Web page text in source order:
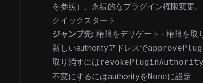
を参照）、永続的なプラグイン権限変更。
クイックスタート
ジャンプ先: 権限をデリゲート · 権限を取
新しいauthorityアドレスで
取り消すには
不変にするにはauthorityをNoneに設定